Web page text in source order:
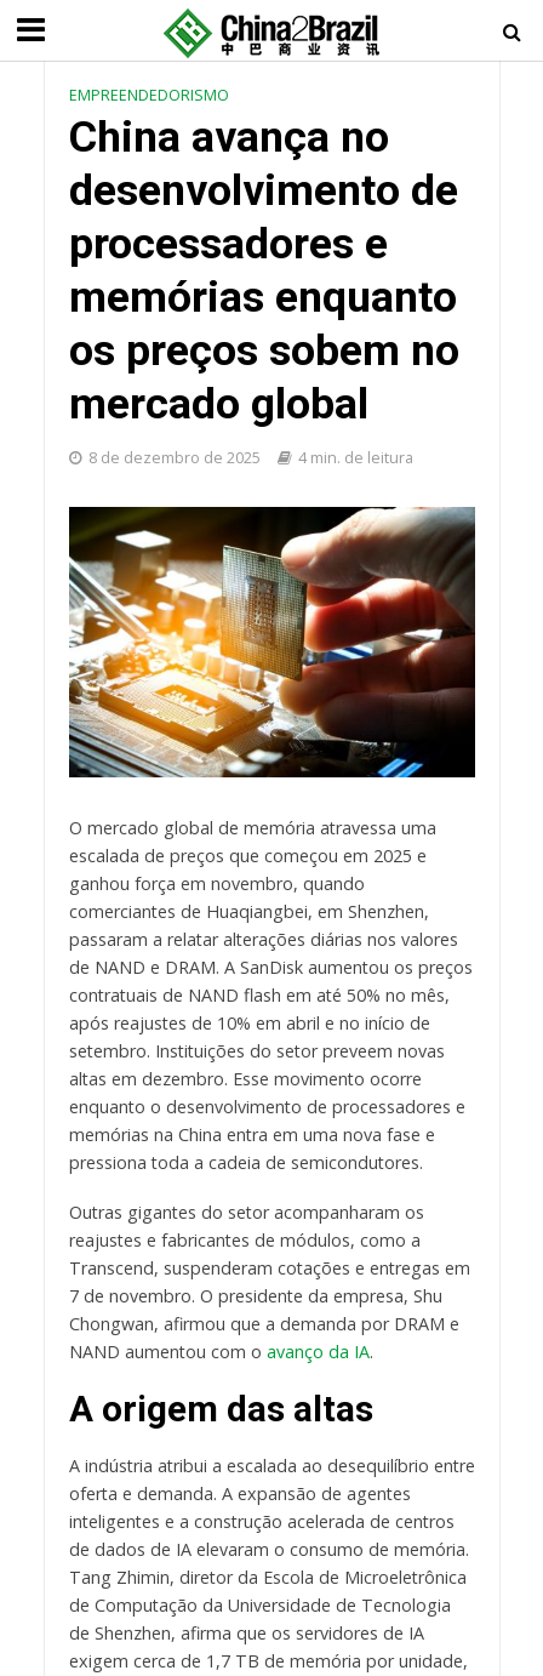
EMPREENDEDORISMO
China avança no
desenvolvimento de
processadores e
memórias enquanto
os preços sobem no
mercado global
8 de dezembro de 2025 4 min. de leitura
O mercado global de memória atravessa uma
escalada de preços que começou em 2025 e
ganhou força em novembro, quando
comerciantes de Huaqiangbei, em Shenzhen,
passaram a relatar alterações diárias nos valores
de NAND e DRAM. A SanDisk aumentou os preços
contratuais de NAND flash em até 50% no mês,
após reajustes de 10% em abril e no início de
setembro. Instituições do setor preveem novas
altas em dezembro. Esse movimento ocorre
enquanto o desenvolvimento de processadores e
memórias na China entra em uma nova fase e
pressiona toda a cadeia de semicondutores.
Outras gigantes do setor acompanharam os
reajustes e fabricantes de módulos, como a
Transcend, suspenderam cotações e entregas em
7 de novembro. O presidente da empresa, Shu
Chongwan, afirmou que a demanda por DRAM e
NAND aumentou com o avanço da IA.
A origem das altas
A indústria atribui a escalada ao desequilíbrio entre
oferta e demanda. A expansão de agentes
inteligentes e a construção acelerada de centros
de dados de IA elevaram o consumo de memória.
Tang Zhimin, diretor da Escola de Microeletrônica
de Computação da Universidade de Tecnologia
de Shenzhen, afirma que os servidores de IA
exigem cerca de 1,7 TB de memória por unidade,